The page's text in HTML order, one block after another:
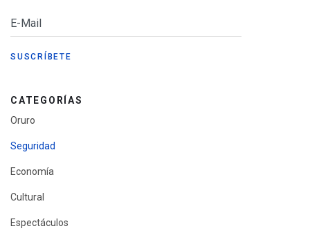
CATEGORÍAS
Oruro
Seguridad
Economía
Cultural
Espectáculos